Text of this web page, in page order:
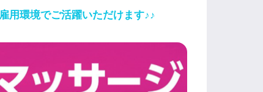
用環境でご活躍いただけます♪♪